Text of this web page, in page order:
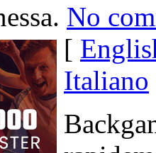
No
[
Italiano